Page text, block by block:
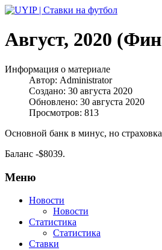
Август, 2020
Информация о материале
Автор: Administrator
Создано: 30 августа 2020
Обновлено: 30 августа 2020
Просмотров: 813
Основной банк в минус, но
Баланс -$8039.
Меню
Новости
Новости
Статистика
Статистика
Ставки